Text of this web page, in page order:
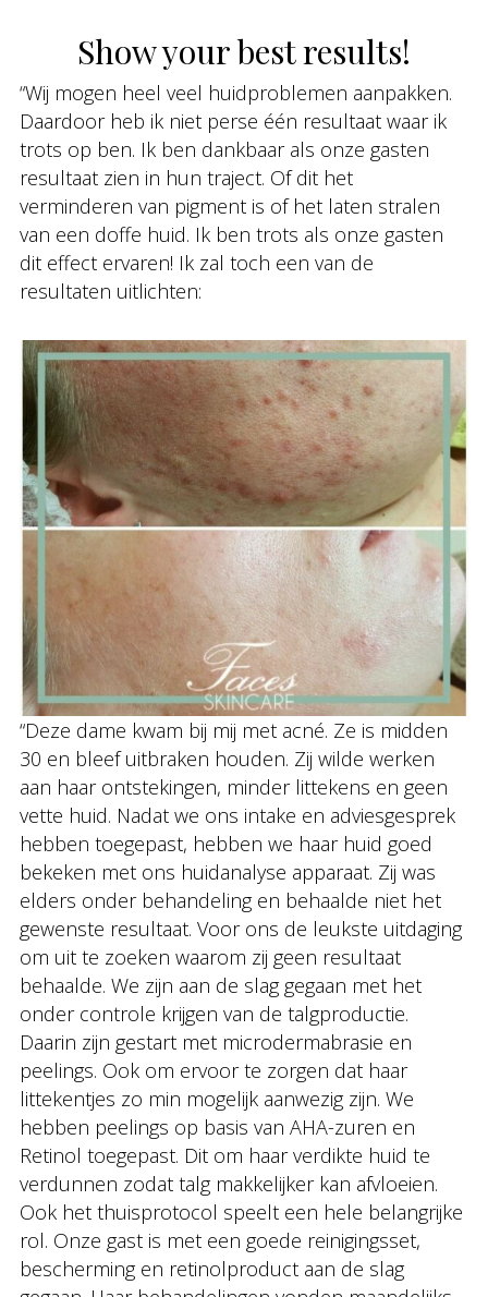
Show your best results!
“Wij mogen heel veel huidproblemen aanpakken.
Daardoor heb ik niet perse één resultaat waar ik
trots op ben. Ik ben dankbaar als onze gasten
resultaat zien in hun traject. Of dit het
verminderen van pigment is of het laten stralen
van een doffe huid. Ik ben trots als onze gasten
dit effect ervaren! Ik zal toch een van de
resultaten uitlichten:
“Deze dame kwam bij mij met acné. Ze is midden
30 en bleef uitbraken houden. Zij wilde werken
aan haar ontstekingen, minder littekens en geen
vette huid. Nadat we ons intake en adviesgesprek
hebben toegepast, hebben we haar huid goed
bekeken met ons huidanalyse apparaat. Zij was
elders onder behandeling en behaalde niet het
gewenste resultaat. Voor ons de leukste uitdaging
om uit te zoeken waarom zij geen resultaat
behaalde. We zijn aan de slag gegaan met het
onder controle krijgen van de talgproductie.
Daarin zijn gestart met microdermabrasie en
peelings. Ook om ervoor te zorgen dat haar
littekentjes zo min mogelijk aanwezig zijn. We
hebben peelings op basis van AHA-zuren en
Retinol toegepast. Dit om haar verdikte huid te
verdunnen zodat talg makkelijker kan afvloeien.
Ook het thuisprotocol speelt een hele belangrijke
rol. Onze gast is met een goede reinigingsset,
bescherming en retinolproduct aan de slag